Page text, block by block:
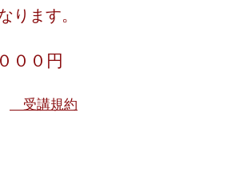
ります。
００円
受講規約